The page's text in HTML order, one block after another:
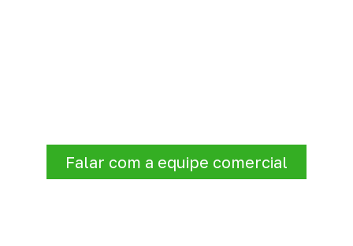
Falar com a equipe comercial